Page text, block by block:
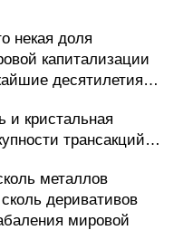
некая доля
капитализации
десятилетия…
и кристальная
трансакций…
металлов
деривативов
мировой